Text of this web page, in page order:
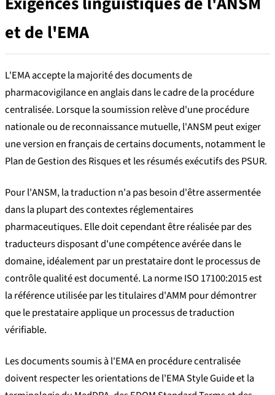
et de l'EMA
L'EMA accepte la majorité des documents de
pharmacovigilance en anglais dans le cadre de la procédure
centralisée. Lorsque la soumission relève d'une procédure
nationale ou de reconnaissance mutuelle, l'ANSM peut exiger
une version en français de certains documents, notamment le
Plan de Gestion des Risques et les résumés exécutifs des PSUR.
Pour l'ANSM, la traduction n'a pas besoin d'être assermentée
dans la plupart des contextes réglementaires
pharmaceutiques. Elle doit cependant être réalisée par des
traducteurs disposant d'une compétence avérée dans le
domaine, idéalement par un prestataire dont le processus de
contrôle qualité est documenté. La norme ISO 17100:2015 est
la référence utilisée par les titulaires d'AMM pour démontrer
que le prestataire applique un processus de traduction
vérifiable.
Les documents soumis à l'EMA en procédure centralisée
doivent respecter les orientations de l'EMA Style Guide et la